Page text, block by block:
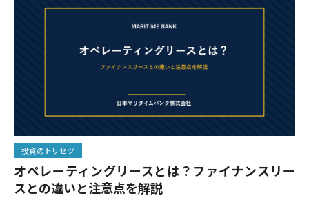
投資のトリセツ
オペレーティングリースとは？ファイナンスリー
スとの違いと注意点を解説